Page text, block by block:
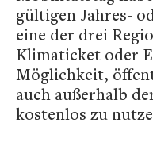
gültigen Jahres-
eine der drei
Klimaticket oder
Möglichkeit,
auch außerhalb
kostenlos zu